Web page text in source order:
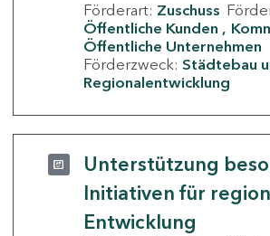
Förderart: Zuschuss
Öffentliche Kunden
Öffentliche Unternehmen
Förderzweck: Städtebau
Regionalentwicklung
Unterstützung
Initiativen für
Entwicklung